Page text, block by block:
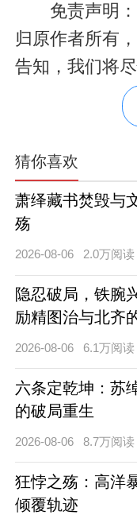
免责声明：
归原作者所有
告知，我们将
猜你喜欢
萧绎藏书焚毁与
殇
2026-08-06 2.0万阅读
隐忍破局，铁腕
励精图治与北齐
2026-08-06 6.1万阅读
六条定乾坤：苏
的破局重生
2026-08-06 8.7万阅读
狂悖之殇：高洋
倾覆轨迹